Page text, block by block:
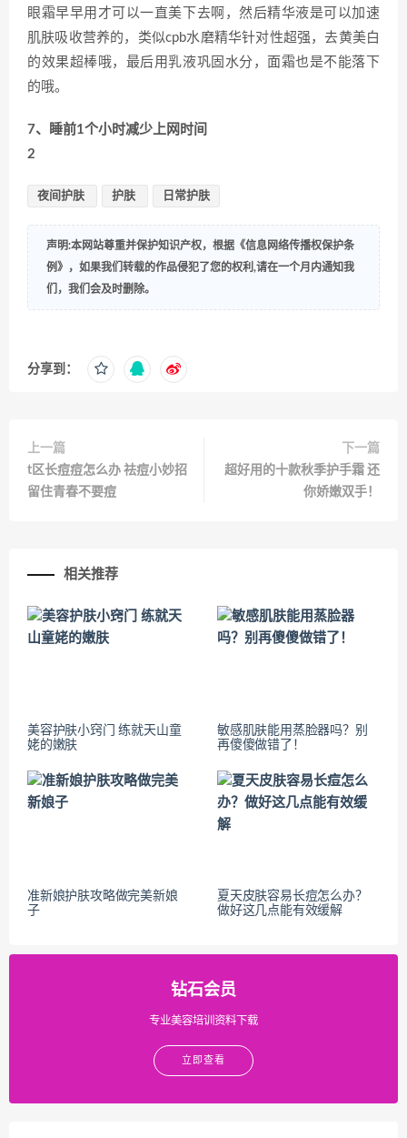
眼霜早早用才可以一直美下去啊，然后精华液是可以加速
肌肤吸收营养的，类似cpb水磨精华针对性超强，去黄美白
的效果超棒哦，最后用乳液巩固水分，面霜也是不能落下
的哦。
7、睡前1个小时减少上网时间
2
夜间护肤 护肤 日常护肤
声明:本网站尊重并保护知识产权，根据《信息网络传播权保护条
例》，如果我们转载的作品侵犯了您的权利,请在一个月内通知我
们，我们会及时删除。
分享到：
上一篇
t区长痘痘怎么办 祛痘小妙招
留住青春不要痘
下一篇
超好用的十款秋季护手霜 还
你娇嫩双手！
相关推荐
美容护肤小窍门 练就天山童
姥的嫩肤
敏感肌肤能用蒸脸器吗？别
再傻傻做错了！
准新娘护肤攻略做完美新娘
子
夏天皮肤容易长痘怎么办？
做好这几点能有效缓解
钻石会员
专业美容培训资料下载
立即查看